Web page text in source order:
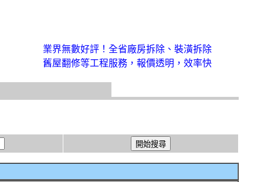
業界無數好評！全省廠房拆除、裝潢拆除
舊屋翻修等工程服務，報價透明，效率快